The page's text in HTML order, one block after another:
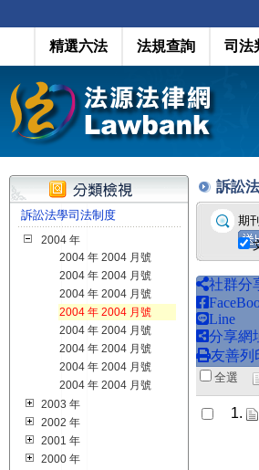
精選六法 法規查詢 司法
訴訟法學司法制度
2004 年
2004 年 2004 月號
2004 年 2004 月號
2004 年 2004 月號
2004 年 2004 月號
2004 年 2004 月號
2004 年 2004 月號
2004 年 2004 月號
2004 年 2004 月號
2003 年
2002 年
2001 年
2000 年
訴訟
期
社群分
Line
分享網
友善列
全選
1.